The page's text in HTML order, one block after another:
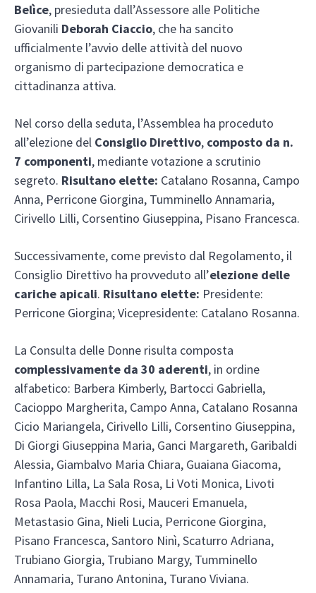
Belìce, presieduta dall’Assessore alle Politiche
Giovanili Deborah Ciaccio, che ha sancito
ufficialmente l’avvio delle attività del nuovo
organismo di partecipazione democratica e
cittadinanza attiva.
Nel corso della seduta, l’Assemblea ha proceduto
all’elezione del Consiglio Direttivo, composto da n.
7 componenti, mediante votazione a scrutinio
segreto. Risultano elette: Catalano Rosanna, Campo
Anna, Perricone Giorgina, Tumminello Annamaria,
Cirivello Lilli, Corsentino Giuseppina, Pisano Francesca.
Successivamente, come previsto dal Regolamento, il
Consiglio Direttivo ha provveduto all’elezione delle
cariche apicali. Risultano elette: Presidente:
Perricone Giorgina; Vicepresidente: Catalano Rosanna.
La Consulta delle Donne risulta composta
complessivamente da 30 aderenti, in ordine
alfabetico: Barbera Kimberly, Bartocci Gabriella,
Cacioppo Margherita, Campo Anna, Catalano Rosanna
Cicio Mariangela, Cirivello Lilli, Corsentino Giuseppina,
Di Giorgi Giuseppina Maria, Ganci Margareth, Garibaldi
Alessia, Giambalvo Maria Chiara, Guaiana Giacoma,
Infantino Lilla, La Sala Rosa, Li Voti Monica, Livoti
Rosa Paola, Macchi Rosi, Mauceri Emanuela,
Metastasio Gina, Nieli Lucia, Perricone Giorgina,
Pisano Francesca, Santoro Ninì, Scaturro Adriana,
Trubiano Giorgia, Trubiano Margy, Tumminello
Annamaria, Turano Antonina, Turano Viviana.